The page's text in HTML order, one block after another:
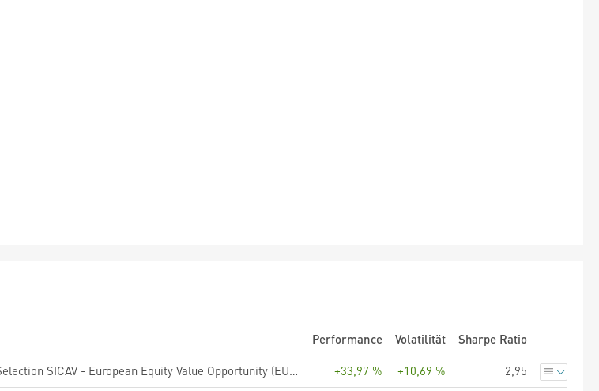
Performance Volatilität
Sharpe Ratio
UBS (Lux) Key Selection SICAV - European Equity Value Opportunity (EUR), Anteilsklasse Q-acc, EUR +33,97 % +10,69 % 2,95